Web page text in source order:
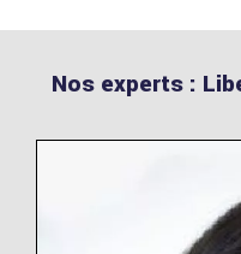
Nos experts :